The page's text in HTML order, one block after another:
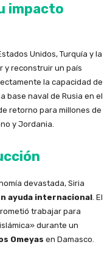
impacto
Unidos, Turquía y la
y reconstruir un país
la capacidad de
base naval de Rusia en el
retorno para millones de
y Jordania.
devastada, Siria
ayuda internacional. El
trabajar para
durante un
Omeyas en Damasco.